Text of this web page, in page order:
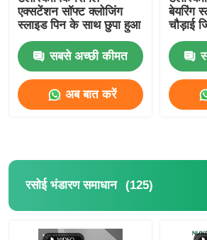
एक्सटेंशन सॉफ्ट क्लोजिंग
स्लाइड पिन के साथ छुपा हुआ
सबसे अच्छी कीमत
अब बात करें
बेयरिंग
चौड़ाई
रसोई भंडारण समाधान (125)